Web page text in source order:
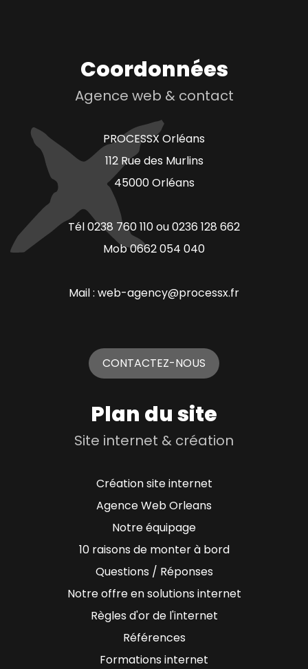
Coordonnées
Agence web & contact
PROCESSX Orléans
112 Rue des Murlins
45000 Orléans
Tél 0238 760 110 ou 0236 128 662
Mob 0662 054 040
Mail : web-agency@processx.fr
CONTACTEZ-NOUS
Plan du site
Site internet & création
Création site internet
Agence Web Orleans
Notre équipage
10 raisons de monter à bord
Questions / Réponses
Notre offre en solutions internet
Règles d'or de l'internet
Références
Formations internet